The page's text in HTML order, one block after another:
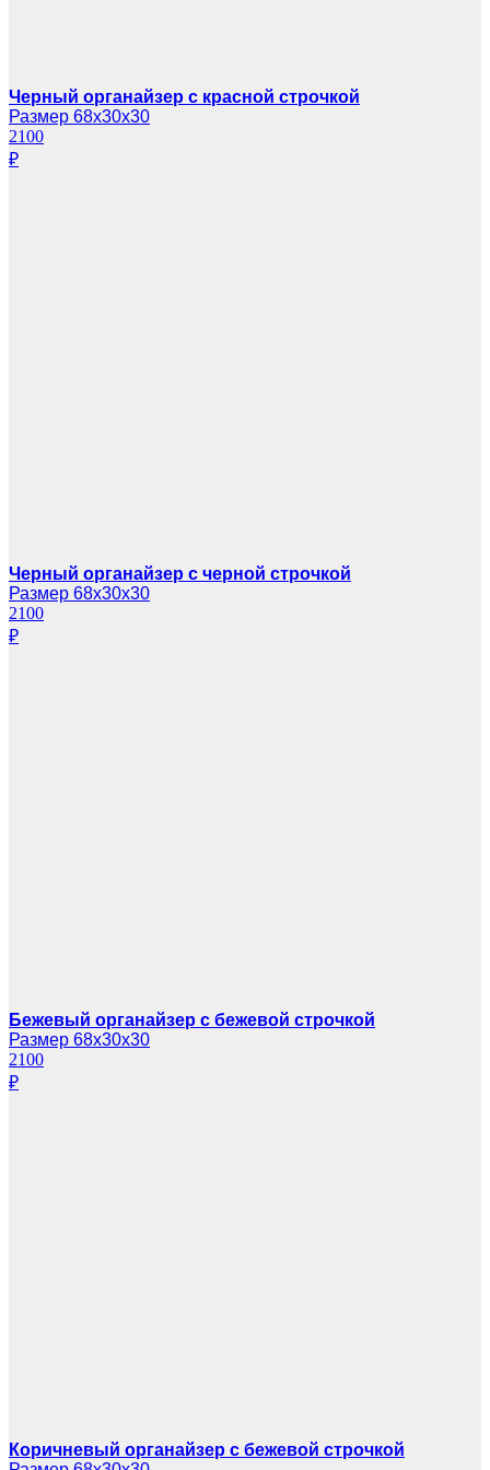
Черный органайзер с красной строчкой
Размер 68х30х30
2100
₽
Черный органайзер с черной строчкой
Размер 68х30х30
2100
₽
Бежевый органайзер с бежевой строчкой
Размер 68х30х30
2100
₽
Коричневый органайзер с бежевой строчкой